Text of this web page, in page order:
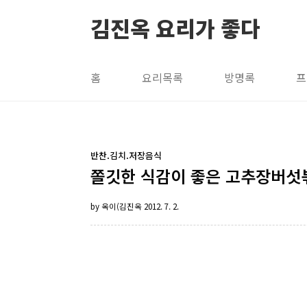
김진옥 요리가 좋다
홈 요리목록 방명록
반찬.김치.저장음식
쫄깃한 식감이 좋은 고추장버
by 옥이(김진옥 2012. 7. 2.